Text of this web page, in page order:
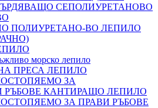
СЕПОЛИУРЕТАНОВО
ПОЛИУРЕТАНО-ВО ЛЕПИЛО
морско лепило
ПРЕСА ЛЕПИЛО
ЗА
РЪБОВЕ КАНТИРАЩО ЛЕПИЛО
ЗА ПРАВИ РЪБОВЕ